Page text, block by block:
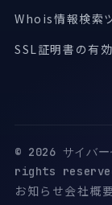
Whois情報検索
SSL証明書の有
© 2026 サイバ
rights
お知らせ会社概